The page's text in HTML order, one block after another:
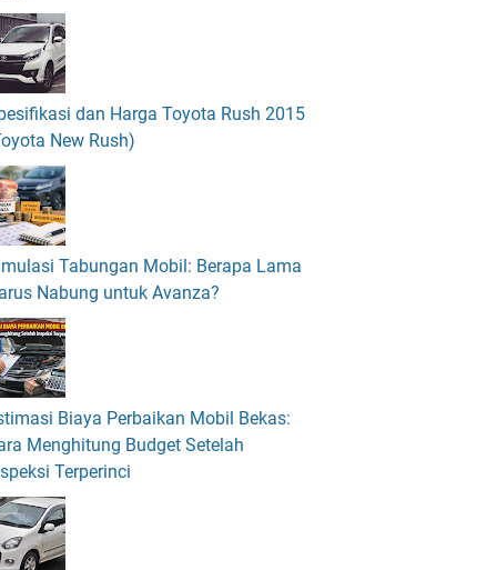
dan Harga Toyota Rush 2015
New Rush)
Tabungan Mobil: Berapa Lama
Nabung untuk Avanza?
Biaya Perbaikan Mobil Bekas:
Menghitung Budget Setelah
Terperinci